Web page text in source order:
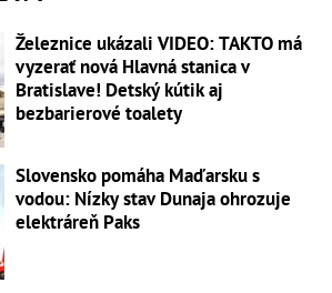
Železnice ukázali VIDEO: TAKTO má
vyzerať nová Hlavná stanica v
Bratislave! Detský kútik aj
bezbarierové toalety
Slovensko pomáha Maďarsku s
vodou: Nízky stav Dunaja ohrozuje
elektráreň Paks